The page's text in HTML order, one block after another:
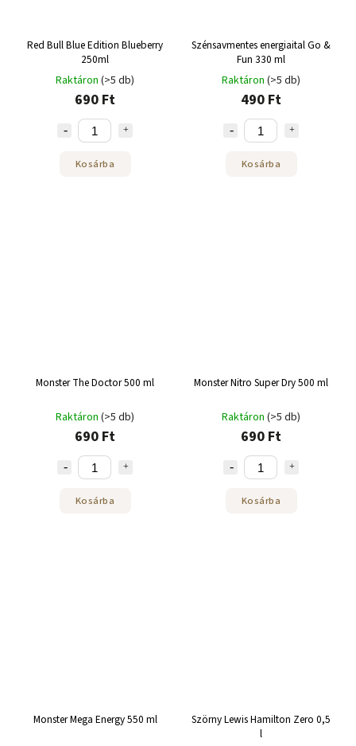
Red Bull Blue Edition Blueberry
250ml
Raktáron (>5 db)
690 Ft
Kosárba
Szénsavmentes energiaital Go &
Fun 330 ml
Raktáron (>5 db)
490 Ft
Kosárba
Monster The Doctor 500 ml
Raktáron (>5 db)
690 Ft
Kosárba
Monster Nitro Super Dry 500 ml
Raktáron (>5 db)
690 Ft
Kosárba
Monster Mega Energy 550 ml
Szörny Lewis Hamilton Zero 0,5
l